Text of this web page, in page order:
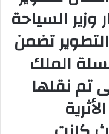
وزير السياحة
تضمن
الملك
تم نقلها